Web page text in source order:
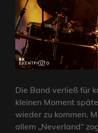
Die Band verließ für
kleinen Moment
wieder zu kommen.
allem „Neverland“